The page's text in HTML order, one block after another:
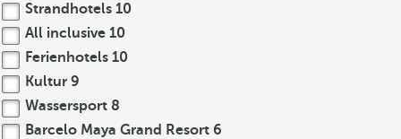
Strandhotels 10
All inclusive 10
Ferienhotels 10
Kultur 9
Wassersport 8
Barcelo Maya Grand Resort 6